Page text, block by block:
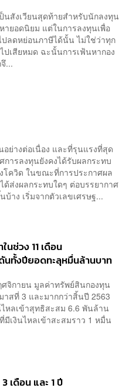
นสังเวียนสุดท้ายสำหรับนักลงทุน
ายอดนิยม แต่ในการลงทุนเพื่อ
ลดหย่อนภาษีได้นั้น ไม่ใช่ว่าทุก
ปเสียหมด ฉะนั้นการเฟ้นหากอง
...
ย่างต่อเนื่อง และที่รุนแรงที่สุด
ารลงทุนยังคงได้รับผลกระทบ
โควิด ในขณะที่การประกาศผล
ส่งผลกระทบใดๆ ต่อบรรยากาศ
าง เริ่มจากตัวเลขเศรษฐ...
นช่วง 11 เดือน
นทั้งปียอดทะลุหมื่นล้านบาท
จิกายน มูลค่าทรัพย์สินกองทุน
าสที่ 3 และมากกว่าสิ้นปี 2563
ไหลเข้าสุทธิสะสม 6.6 พันล้าน
เงินไหลเข้าสะสมราว 1 หมื่น
เดือน และ 1 ปี